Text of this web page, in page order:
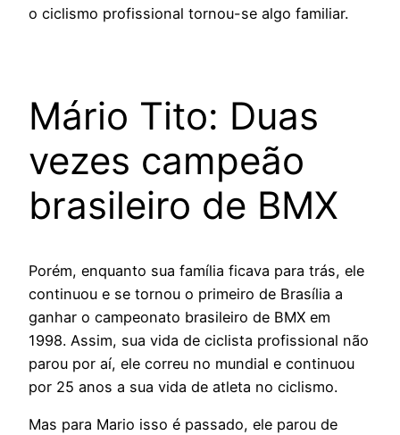
o ciclismo profissional tornou-se algo familiar.
Mário Tito: Duas
vezes campeão
brasileiro de BMX
Porém, enquanto sua família ficava para trás, ele
continuou e se tornou o primeiro de Brasília a
ganhar o campeonato brasileiro de BMX em
1998. Assim, sua vida de ciclista profissional não
parou por aí, ele correu no mundial e continuou
por 25 anos a sua vida de atleta no ciclismo.
Mas para Mario isso é passado, ele parou de